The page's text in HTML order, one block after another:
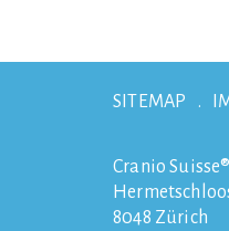
SITEMAP
Cranio Suisse®
8048 Zürich